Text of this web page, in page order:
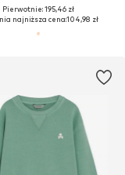
Pierwotnie: 195,46 zł
najniższa cena:104,98 zł